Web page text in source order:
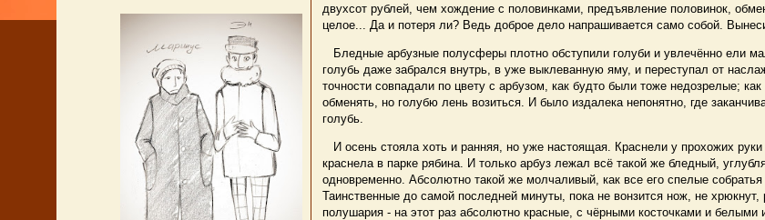
двухсот рублей, чем хождение с половинками, предъявление половинок,
целое... Да и потеря ли? Ведь доброе дело напрашивается само собой.
Бледные арбузные полусферы плотно обступили голуби и увлечённо ели
голубь даже забрался внутрь, в уже выклеванную яму, и переступал от
точности совпадали по цвету с арбузом, как будто были тоже недозрелые;
обменять, но голубю лень возиться. И было издалека непонятно, где
голубь.
И осень стояла хоть и ранняя, но уже настоящая. Краснели у прохожих
краснела в парке рябина. И только арбуз лежал всё такой же бледный,
одновременно. Абсолютно такой же молчаливый, как все его спелые собратья
Таинственные до самой последней минуты, пока не вонзится нож, не
полушария - на этот раз абсолютно красные, с чёрными косточками и белыми